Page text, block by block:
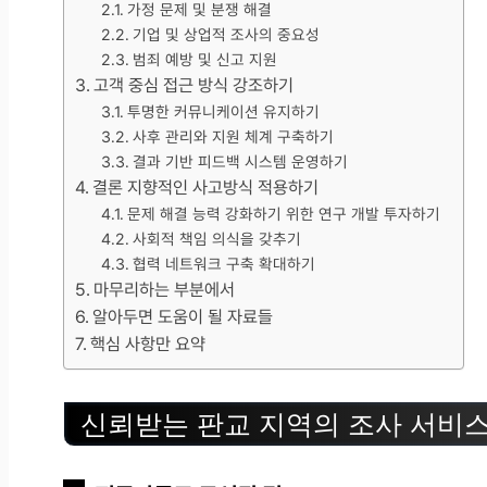
가정 문제 및 분쟁 해결
기업 및 상업적 조사의 중요성
범죄 예방 및 신고 지원
고객 중심 접근 방식 강조하기
투명한 커뮤니케이션 유지하기
사후 관리와 지원 체계 구축하기
결과 기반 피드백 시스템 운영하기
결론 지향적인 사고방식 적용하기
문제 해결 능력 강화하기 위한 연구 개발 투자하기
사회적 책임 의식을 갖추기
협력 네트워크 구축 확대하기
마무리하는 부분에서
알아두면 도움이 될 자료들
핵심 사항만 요약
신뢰받는 판교 지역의 조사 서비